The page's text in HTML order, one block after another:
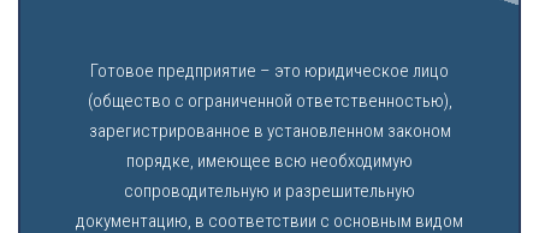
Готовое предприятие – это юридическое лицо
(общество с ограниченной ответственностью),
зарегистрированное в установленном законом
порядке, имеющее всю необходимую
сопроводительную и разрешительную
документацию, в соответствии с основным видом